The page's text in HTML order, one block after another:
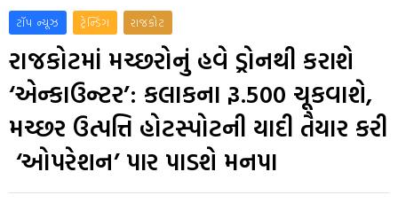
ટૉપ ન્યૂઝ ટ્રેન્ડિંગ રાજકોટ
રાજકોટમાં મચ્છરોનું હવે ડ્રોનથી કરાશે
‘એન્કાઉન્ટર’: કલાકના રૂ.500 ચૂકવાશે,
મચ્છર ઉત્પત્તિ હોટસ્પોટની યાદી તૈયાર કરી
‘ઓપરેશન’ પાર પાડશે મનપા